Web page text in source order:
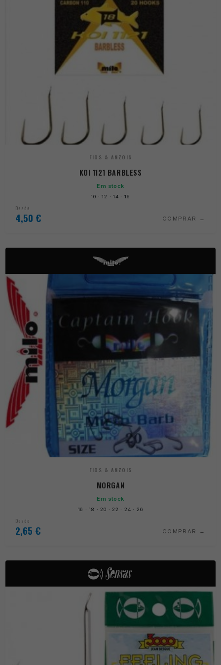
FIOS & ANZOIS
KOI 1121 BARBLESS
Em stock
10 · 12 · 14 · 16
Desde
4,50 € COMPRAR
FIOS & ANZOIS
MORGAN
Em stock
16 · 18 · 20 · 22 · 24 · 26
Desde
2,65 € COMPRAR